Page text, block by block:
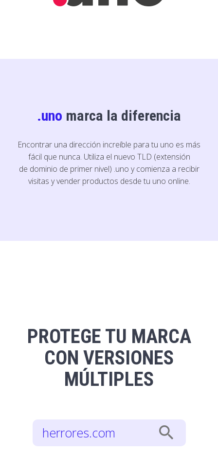
.uno marca la diferencia
Encontrar una dirección increíble para tu uno es más
fácil que nunca. Utiliza el nuevo TLD (extensión
de dominio de primer nivel) .uno y comienza a recibir
visitas y vender productos desde tu uno online.
PROTEGE TU MARCA
CON VERSIONES
MÚLTIPLES
herrores.com search